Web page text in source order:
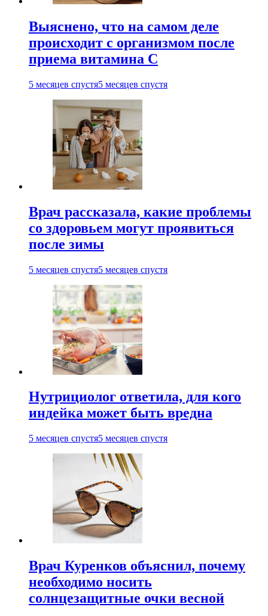
Выяснено, что на самом деле
происходит с организмом после
приема витамина С
5 месяцев спустя5 месяцев спустя
Врач рассказала, какие проблемы
со здоровьем могут проявиться
после зимы
5 месяцев спустя5 месяцев спустя
Нутрициолог ответила, для кого
индейка может быть вредна
5 месяцев спустя5 месяцев спустя
Врач Куренков объяснил, почему
необходимо носить
солнцезащитные очки весной